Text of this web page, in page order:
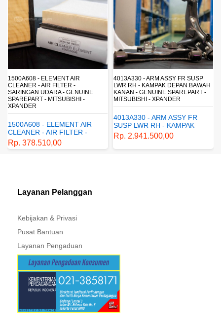
4013A330 - ARM ASSY FR SUSP
LWR RH - KAMPAK DEPAN BAWAH
KANAN - GENUINE SPAREPART -
MITSUBISHI - XPANDER
SUSP LWR RH - KAMPAK
DEPAN BAWAH KANAN -
GENUINE SPAREPART -
MITSUBISHI - XPANDER
Rp. 2.941.500,00
4162A413 - SHOCK ABSORBER RR
SUSP - SUSPENSI BELAKANG -
SHOCKBREAKER BELAKANG -
GENUINE SPAREPART -
MITSUBISHI - XPANDER
4162A413 - SHOCK
ABSORBER RR SUSP -
SUSPENSI BELAKANG -
SHOCKBREAKER BELAKANG
Rp. 1.198.800,00
Layanan Pelanggan
Kebijakan & Privasi
Pusat Bantuan
Layanan Pengaduan